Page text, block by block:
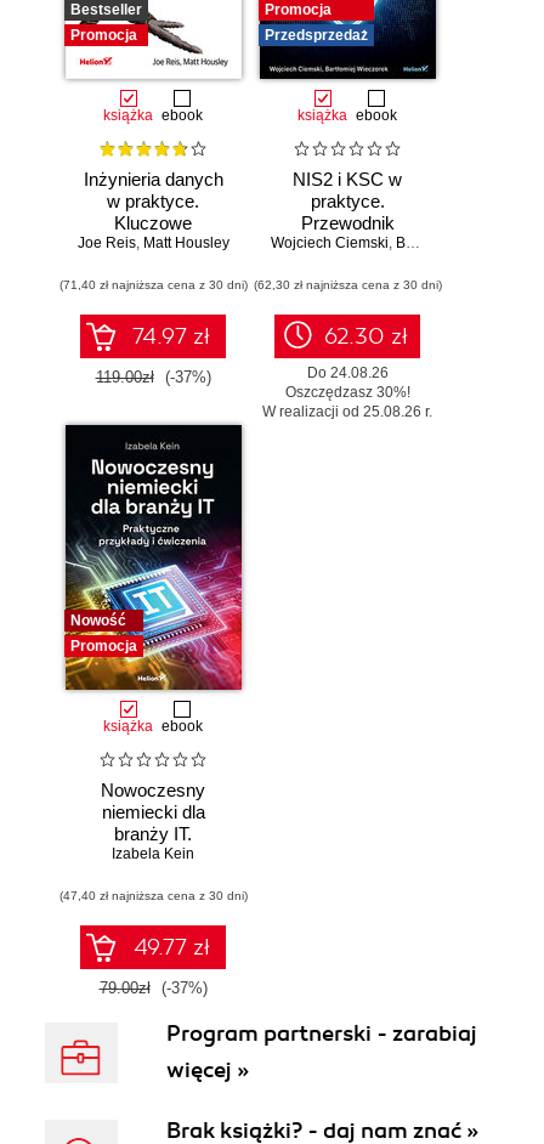
Bestseller
Promocja
książka ebook
Inżynieria danych
w praktyce.
Kluczowe
koncepcje i
technologie
Joe Reis, Matt Housley
(71,40 zł najniższa cena z 30 dni)
74.97 zł
119.00zł (-37%)
Promocja
Przedsprzedaż
książka ebook
NIS2 i KSC w
praktyce.
Przewodnik
wdrożeniowy dla
Wojciech Ciemski, Bartłomiej Wieczorek
(62,30 zł najniższa cena z 30 dni)
62.30 zł
Do 24.08.26
Oszczędzasz 30%!
W realizacji od 25.08.26 r.
Nowość
Promocja
książka ebook
Nowoczesny
niemiecki dla
branży IT.
Praktyczne
ćwiczenia
Izabela Kein
(47,40 zł najniższa cena z 30 dni)
49.77 zł
79.00zł (-37%)
Program partnerski - zarabiaj
więcej »
Brak książki? - daj nam znać »